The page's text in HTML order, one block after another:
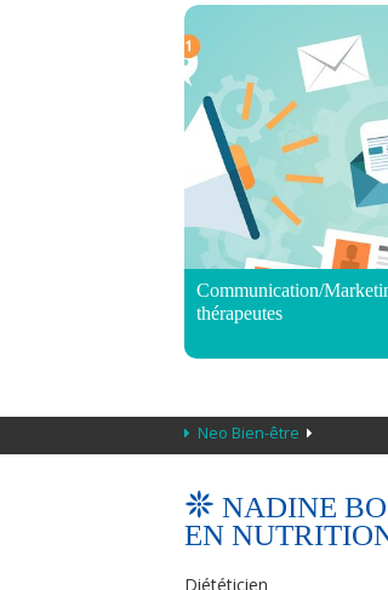
Communication/
thérapeutes
Neo Bien-être
NADINE
EN
Diététicien